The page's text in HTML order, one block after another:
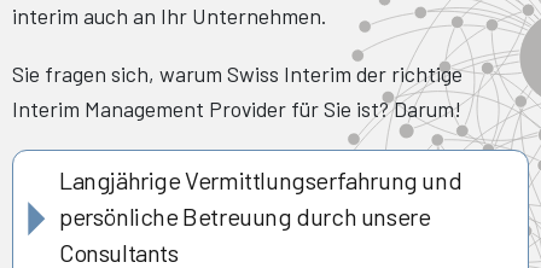
interim auch an Ihr Unternehmen.
Sie fragen sich, warum Swiss Interim der richtige
Interim Management Provider für Sie ist? Darum!
Langjährige Vermittlungserfahrung und
persönliche Betreuung durch unsere
Consultants